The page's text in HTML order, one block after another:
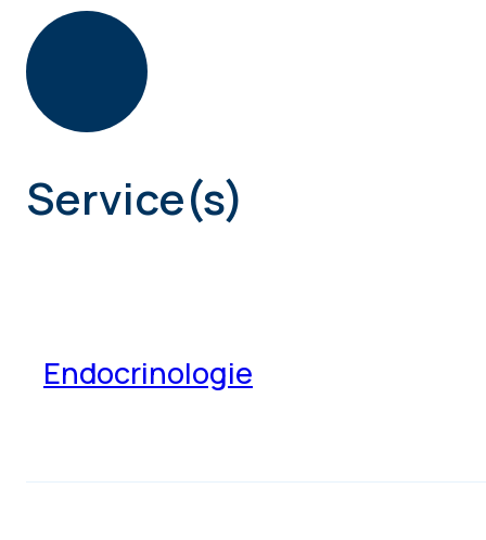
Service(s)
Endocrinologie